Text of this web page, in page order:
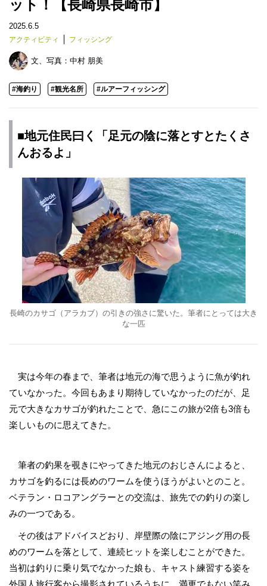
ット！【長崎県長崎市】
2025.6.5
アクティビティ フィッシング
文、写真： 中村 朋美
#海釣り #観光名所 #ルアーフィッシング
■地元住民曰く「足元の陰に落とすとたくさ
んおるよ」
長崎のカサゴ（アラカブ）の引きの強さに驚いた。筆者にとっては大き
な一匹
実は今年の春まで、筆者は地元の海で思うように魚が釣れ
ていなかった。今回もあまり期待していなかったのだが、足
元で大きなカサゴが釣れたことで、急にこの旅が2倍も3倍も
楽しいものに思えてきた。
筆者の釣果を覗きにやってきた地元のおじさんによると、
カサゴを釣るには長めのワームを使うほうがよいとのこと。
ベテラン・ロコアングラーとの交流は、旅先での釣りの楽し
みの一つである。
その後はアドバイスどおり、岸壁際の陰にアジング用の長
めのワームを落として、連続ヒットを楽しむことができた。
当初は釣りに乗り気でなかった娘も、キャスト練習する姿を
外国人旅行客から撮影されているうちに、満更でもない笑み